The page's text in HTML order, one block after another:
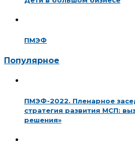
ПМЭФ
Популярное
ПМЭФ-2022. Пленарное
стратегия развития МСП:
решения»